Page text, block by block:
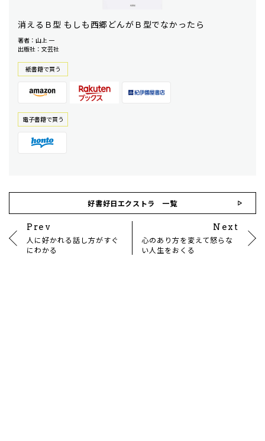
消えるＢ型 もしも西郷どんがＢ型でなかったら
著者：山上 一
出版社：文芸社
紙書籍で買う
電⼦書籍で買う
好書好日エクストラ 一覧
Prev
人に好かれる話し方がすぐ
にわかる
Next
心のあり方を変えて怒らな
い人生をおくる